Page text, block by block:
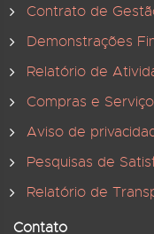
Contrato de
Demonstrações
Relatório de
Compras e
Aviso de
Pesquisas de
Relatório de
Contato